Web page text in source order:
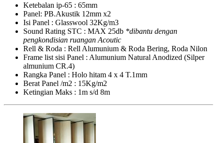
Ketebalan ip-65 : 65mm
Panel: PB.Akustik 12mm x2
Isi Panel : Glasswool 32Kg/m3
Sound Rating STC : MAX 25db *dibantu dengan
pengkondisian ruangan Acoutic
Rell & Roda : Rell Alumunium & Roda Bering, Roda Nilon
Frame list sisi Panel : Alumunium Natural Anodized (Silper
almunium CR.4)
Rangka Panel : Holo hitam 4 x 4 T.1mm
Berat Panel /m2 : 15Kg/m2
Ketingian Maks : 1m s/d 8m